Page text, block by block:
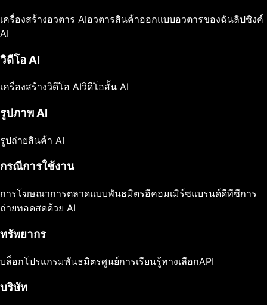
เครื่องสร้างอวตาร AIอวตารสินค้าออกแบบอวตารของฉันลิปซิงค์
AI
วิดีโอ AI
เครื่องสร้างวิดีโอ AIวิดีโอสั้น AI
รูปภาพ AI
รูปถ่ายสินค้า AI
กรณีการใช้งาน
การโฆษณาการตลาดแบบพันธมิตรอีคอมเมิร์ซแบรนด์ดีทีซีการ
ถ่ายทอดสดด้วย AI
ทรัพยากร
บล็อกโปรแกรมพันธมิตรศูนย์การเรียนรู้ทางเลือกAPI
บริษัท